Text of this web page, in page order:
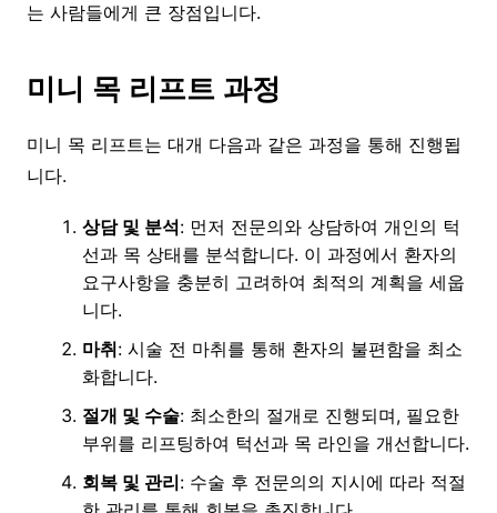
는 사람들에게 큰 장점입니다.
미니 목 리프트 과정
미니 목 리프트는 대개 다음과 같은 과정을 통해 진행됩
니다.
상담 및 분석: 먼저 전문의와 상담하여 개인의 턱
선과 목 상태를 분석합니다. 이 과정에서 환자의
요구사항을 충분히 고려하여 최적의 계획을 세웁
니다.
마취: 시술 전 마취를 통해 환자의 불편함을 최소
화합니다.
절개 및 수술: 최소한의 절개로 진행되며, 필요한
부위를 리프팅하여 턱선과 목 라인을 개선합니다.
회복 및 관리: 수술 후 전문의의 지시에 따라 적절